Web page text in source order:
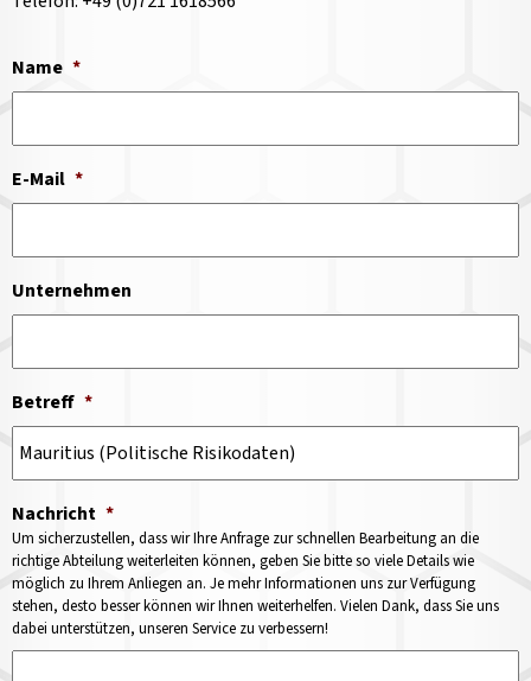
Name *
E-Mail *
Unternehmen
Betreff *
Nachricht *
Um sicherzustellen, dass wir Ihre Anfrage zur schnellen Bearbeitung an die
richtige Abteilung weiterleiten können, geben Sie bitte so viele Details wie
möglich zu Ihrem Anliegen an. Je mehr Informationen uns zur Verfügung
stehen, desto besser können wir Ihnen weiterhelfen. Vielen Dank, dass Sie uns
dabei unterstützen, unseren Service zu verbessern!